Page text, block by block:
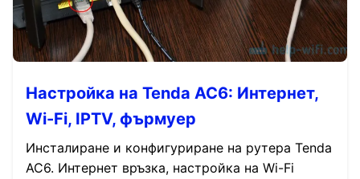
Настройка на Tenda AC6: Интернет,
Wi-Fi, IPTV, фърмуер
Инсталиране и конфигуриране на рутера Tenda
AC6. Интернет връзка, настройка на Wi-Fi